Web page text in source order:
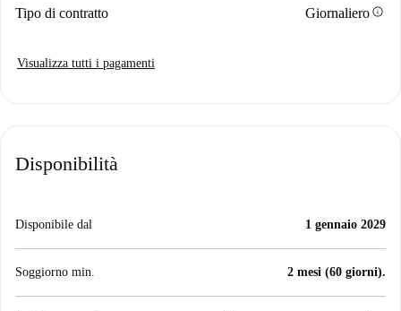
Tipo di contratto Giornalieroinfo
Visualizza tutti i pagamenti
Disponibilità
Disponibile dal 1 gennaio 2029
Soggiorno min. 2 mesi (60 giorni).